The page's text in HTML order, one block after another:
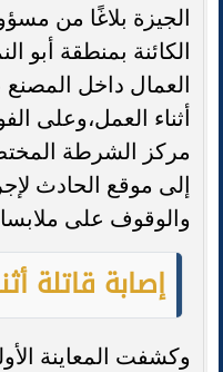
الجيزة بلاغًا من
الكائنة بمنطقة أبو
العمال داخل
أثناء العمل،وعلى
مركز الشرطة
إلى موقع الحادث
والوقوف على
إصابة قاتلة
وكشفت المعاينة